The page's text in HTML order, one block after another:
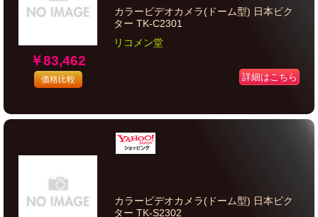
￥83,462
価格比較
カラービデオカメラ(ドーム型) 日本ビク
ター TK-C2301
リコメン堂
詳細はこちら
カラービデオカメラ(ドーム型) 日本ビク
ター TK-S2302